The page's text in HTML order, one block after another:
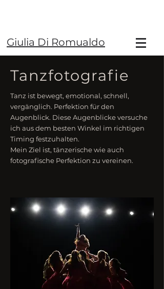
Giulia Di Romualdo
Tanzfotografie
Tanz ist bewegt, emotional, schnell,
vergänglich. Perfektion für den
Augenblick. Diese Augenblicke versuche
ich aus dem besten Winkel im richtigen
Timing festzuhalten.
Mein Ziel ist, tänzerische wie auch
fotografische Perfektion zu vereinen.